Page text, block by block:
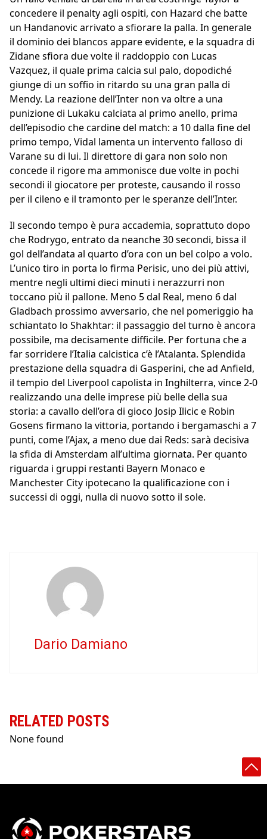
concedere il penalty agli ospiti, con Hazard che batte
un Handanovic arrivato a sfiorare la palla. In generale
il dominio dei blancos appare evidente, e la squadra di
Zidane sfiora due volte il raddoppio con Lucas
Vazquez, il quale prima calcia sul palo, dopodiché
giunge di un soffio in ritardo su una gran palla di
Mendy. La reazione dell’Inter non va oltre a una
punizione di Lukaku calciata al primo anello, prima
dell’episodio che cardine del match: a 10 dalla fine del
primo tempo, Vidal lamenta un intervento falloso di
Varane su di lui. Il direttore di gara non solo non
concede il rigore ma ammonisce due volte in pochi
secondi il giocatore per proteste, causando il rosso
per il cileno e il tramonto per le speranze dell’Inter.
Il secondo tempo è pura accademia, soprattuto dopo
che Rodrygo, entrato da neanche 30 secondi, bissa il
gol dell’andata al quarto d’ora con un bel colpo a volo.
L’unico tiro in porta lo firma Perisic, uno dei più attivi,
mentre negli ultimi dieci minuti i nerazzurri non
toccano più il pallone. Meno 5 dal Real, meno 6 dal
Gladbach prossimo avversario, che nel pomeriggio ha
schiantato lo Shakhtar: il passaggio del turno è ancora
possibile, ma decisamente difficile. Per fortuna che a
far sorridere l’Italia calcistica c’è l’Atalanta. Splendida
prestazione della squadra di Gasperini, che ad Anfield,
il tempio del Liverpool capolista in Inghilterra, vince 2-0
realizzando una delle imprese più belle della sua
storia: a cavallo dell’ora di gioco Josip Ilicic e Robin
Gosens firmano la vittoria, portando i bergamaschi a 7
punti, come l’Ajax, a meno due dai Reds: sarà decisiva
la sfida di Amsterdam all’ultima giornata. Per quanto
riguarda i gruppi restanti Bayern Monaco e
Manchester City ipotecano la qualificazione con i
successi di oggi, nulla di nuovo sotto il sole.
Dario Damiano
RELATED POSTS
None found